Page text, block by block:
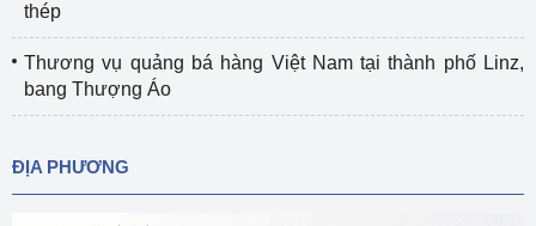
thép
Thương vụ quảng bá hàng Việt Nam tại thành phố Linz,
bang Thượng Áo
ĐỊA PHƯƠNG